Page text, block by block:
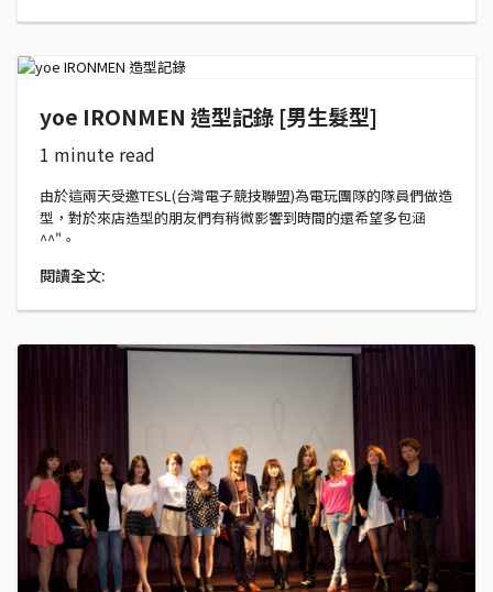
yoe IRONMEN 造型記錄 [男生髮型]
1 minute read
由於這兩天受邀TESL(台灣電子競技聯盟)為電玩團隊的隊員們做造
型，對於來店造型的朋友們有稍微影響到時間的還希望多包涵
^^"。
閱讀全文: